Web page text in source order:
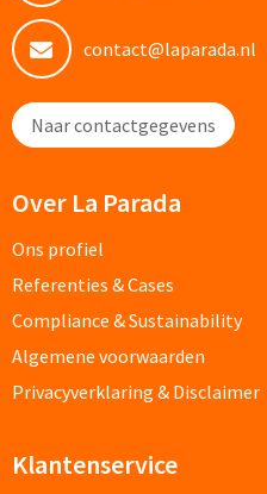
Memo boekjes bedrukken
Memo sets bedrukken
Kubusblokken bedrukken
Custom made
Custom made notitieboekjes
Custom made memoblaadjes
Kantoor artikelen
contact@laparada.nl
Naar contactgegevens
Over La Parada
Ons profiel
Referenties & Cases
Compliance & Sustainability
Algemene voorwaarden
Privacyverklaring & Disclaimer
Klantenservice